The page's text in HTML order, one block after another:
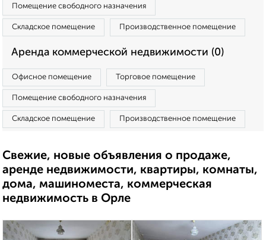
Помещение свободного назначения
Складское помещение Производственное помещение
Аренда коммерческой недвижимости (0)
Офисное помещение Торговое помещение
Помещение свободного назначения
Складское помещение Производственное помещение
Свежие, новые объявления о продаже,
аренде недвижимости, квартиры, комнаты,
дома, машиноместа, коммерческая
недвижимость в Орле